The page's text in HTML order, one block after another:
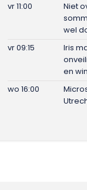
vr 11:00
Niet
wel
vr 09:15
Iris
en
wo 16:00